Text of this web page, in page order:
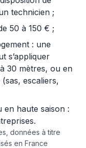
technicien ;
50 à 150 € ;
: une
s’appliquer
30 mètres, ou en
escaliers,
en haute saison :
données à titre
en France